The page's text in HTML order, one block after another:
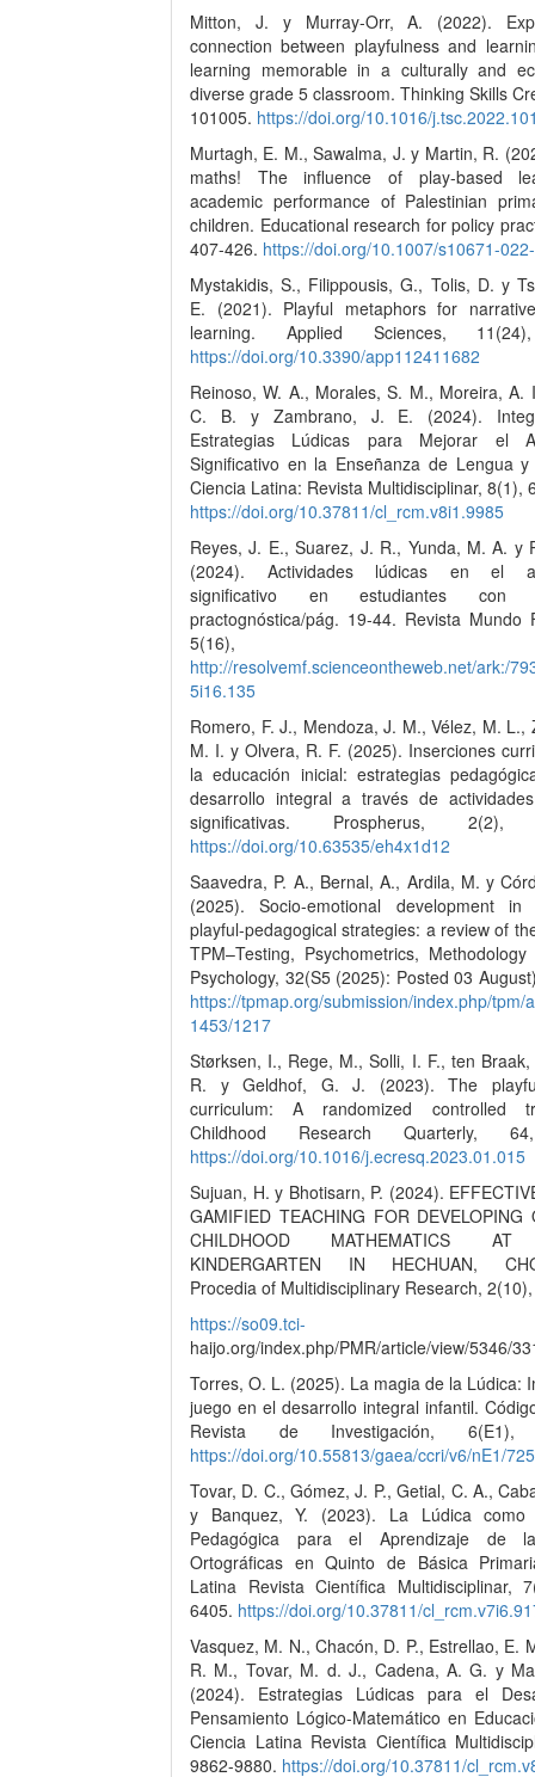
Mitton, J. y Murray-Orr, A. (2022).
connection between playfulness and
learning memorable in a culturally and
diverse grade 5 classroom. Thinking Skills
101005. https://doi.org/10.1016/
Murtagh, E. M., Sawalma, J. y Martin, R.
maths! The influence of play-based
academic performance of Palestinian
children. Educational research for policy
407-426. https://doi.org/10.1007/s10671-
Mystakidis, S., Filippousis, G., Tolis, D. y
E. (2021). Playful metaphors for
learning. Applied Sciences,
https://doi.org/10.3390/app112411682
Reinoso, W. A., Morales, S. M., Moreira, A.
C. B. y Zambrano, J. E. (2024).
Estrategias Lúdicas para Mejorar el
Significativo en la Enseñanza de Lengua y
Ciencia Latina: Revista Multidisciplinar, 8(1),
https://doi.org/10.37811/cl_rcm.v8i1.9985
Reyes, J. E., Suarez, J. R., Yunda, M. A. y
(2024). Actividades lúdicas en el
significativo en estudiantes con
practognóstica/pág. 19-44. Revista Mundo
5(16), 19-
http://resolvemf.scienceontheweb.net/ark:/
5i16.135
Romero, F. J., Mendoza, J. M., Vélez, M. L.,
M. I. y Olvera, R. F. (2025). Inserciones
la educación inicial: estrategias
desarrollo integral a través de
significativas. Prospherus, 2(2),
https://doi.org/10.63535/eh4x1d12
Saavedra, P. A., Bernal, A., Ardila, M. y
(2025). Socio-emotional development in
playful-pedagogical strategies: a review of
TPM–Testing, Psychometrics,
Psychology, 32(S5 (2025): Posted 03
https://tpmap.org/submission/index.php/tpm/
1453/1217
Størksen, I., Rege, M., Solli, I. F., ten
R. y Geldhof, G. J. (2023). The
curriculum: A randomized controlled
Childhood Research Quarterly,
https://doi.org/10.1016/j.ecresq.2023.01.015
Sujuan, H. y Bhotisarn, P. (2024).
GAMIFIED TEACHING FOR DEVELOPING
CHILDHOOD MATHEMATICS AT
KINDERGARTEN IN HECHUAN,
Procedia of Multidisciplinary Research,
https://so09.tci-
haijo.org/index.php/PMR/article/view/5346/
Torres, O. L. (2025). La magia de la Lúdica:
juego en el desarrollo integral infantil.
Revista de Investigación, 6(E1),
https://doi.org/10.55813/gaea/ccri/v6/nE1/725
Tovar, D. C., Gómez, J. P., Getial, C. A.,
y Banquez, Y. (2023). La Lúdica como
Pedagógica para el Aprendizaje de
Ortográficas en Quinto de Básica
Latina Revista Científica Multidisciplinar,
6405. https://doi.org/10.37811/
Vasquez, M. N., Chacón, D. P., Estrellao, E.
R. M., Tovar, M. d. J., Cadena, A. G. y
(2024). Estrategias Lúdicas para el
Pensamiento Lógico-Matemático en
Ciencia Latina Revista Científica
9862-9880. https://doi.org/10.37811/